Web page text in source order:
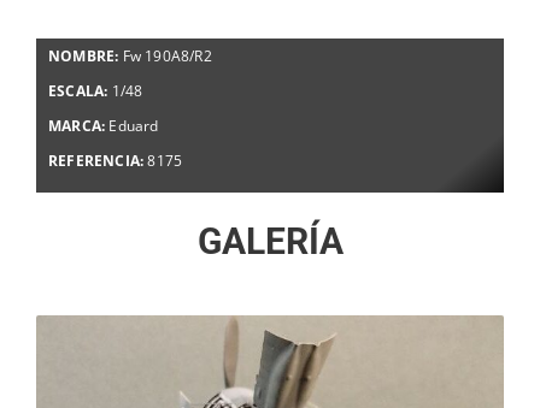
NOMBRE: Fw 190A8/R2
ESCALA: 1/48
MARCA: Eduard
REFERENCIA:8175
GALERÍA